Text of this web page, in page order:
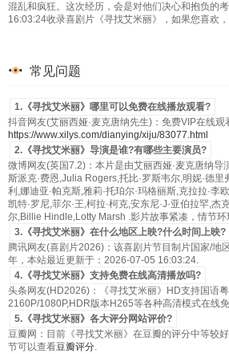
混乱和疯狂。这次经历，会是对他们决心和抱负的
16:03:24收录喜剧片《寻找艾米丽》，如果您喜欢，
常见问题
1.《寻找艾米丽》哪里可以免费在线播放观看?
抖音网友(艾丽西娅·麦克唐纳先生)：免费VIP在线观
https://www.xilys.com/dianying/xiju/83077.html
2.《寻找艾米丽》导演是谁?有哪些主要演员?
微博网友(英国7.2)：本片是由艾丽西娅·麦克唐纳导
斯派克·费恩,Julia Rogers,托比·罗斯韦尔,明妮·德里
利,娜迪亚·帕克斯,雅莉·托珀尔·玛格丽斯,克拉拉·李
凯特·罗尼,菲尔·王,柯拉·柯克,安东尼·J·亚伯拉罕,杰
尔,Billie Hindle,Lotty Marsh .影片故事紧凑，情节环
3.《寻找艾米丽》在什么地区上映?什么时间上映?
腾讯网友(喜剧片2026)：该喜剧片节目制片国家/地
年，本站最近更新于：2026-07-05 16:03:24.
4.《寻找艾米丽》支持免费在线高清播放吗?
头条网友(HD2026)：《寻找艾米丽》HD支持国语
2160P/1080P,HDR版本H265等各种高清模式在线
5.《寻找艾米丽》各大评分网站评价?
豆瓣网：目前《寻找艾米丽》在豆瓣的评分中等较
节可以查看豆瓣评分.